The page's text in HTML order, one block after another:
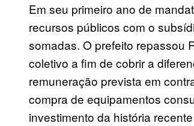
Em seu primeiro ano de
recursos públicos com o
somadas. O prefeito repassou
coletivo a fim de cobrir a
remuneração prevista em
compra de equipamentos
investimento da história